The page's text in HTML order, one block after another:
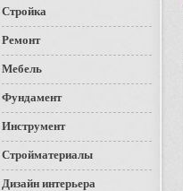
Стройка
Ремонт
Мебель
Фундамент
Инструмент
Стройматериалы
Дизайн интерьера